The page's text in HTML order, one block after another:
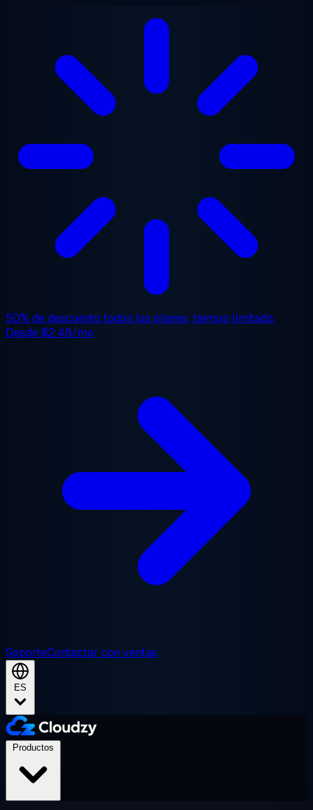
50% de descuento todos los planes, tiempo limitado.
Desde$2.48/mo
SoporteContactar con ventas
ES